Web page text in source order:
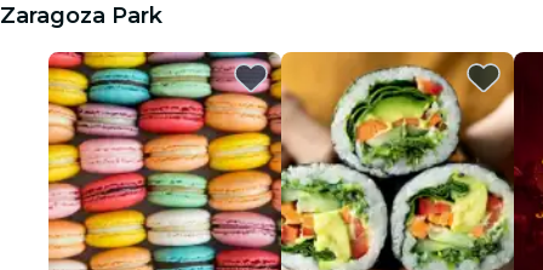
Zaragoza Park